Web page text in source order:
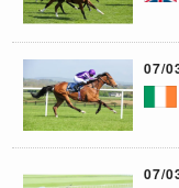
07/
07/